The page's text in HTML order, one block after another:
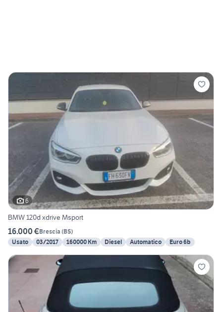
6
BMW 120d xdrive Msport
16.000 €Brescia (BS)
Usato
03/2017 160000 Km Diesel Automatico Euro 6b